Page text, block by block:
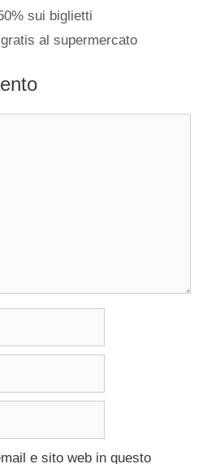
sui biglietti
al supermercato
e sito web in questo